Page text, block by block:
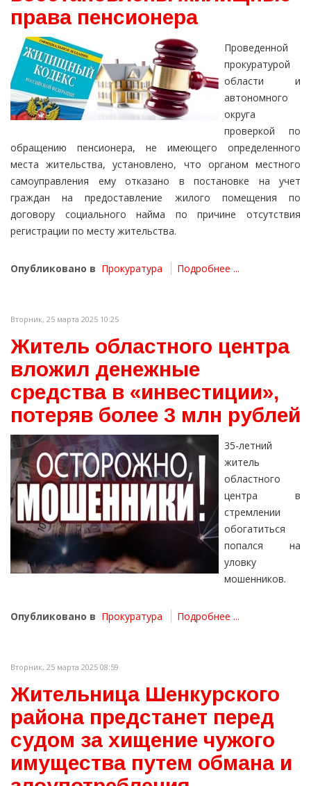
права пенсионера
Проведенной
прокуратурой
области и
автономного
округа
проверкой по
обращению пенсионера, не имеющего определенного
места жительства, установлено, что органом местного
самоуправления ему отказано в постановке на учет
граждан на предоставление жилого помещения по
договору социального найма по причине отсутствия
регистрации по месту жительства.
Опубликовано в Прокуратура Подробнее ...
Вторник, 25 марта 2025 10:25
Житель областного центра
вложил денежные
средства в «инвестиции»,
потеряв более 3 млн рублей
35-летний
житель
областного
центра в
стремлении
обогатиться
попался на
уловку
мошенников.
Опубликовано в Прокуратура Подробнее ...
Вторник, 25 марта 2025 08:59
Жительница Шенкурского
района предстанет перед
судом за хищение чужого
имущества путем обмана и